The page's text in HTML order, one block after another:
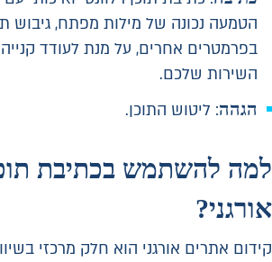
הטמעה נכונה של מילות מפתח, גיבוש
בפרמטרים אחרים, על מנת לעודד
השירות שלכם.
הגהה: ליטוש התוכן.
למה להשתמש בכתיבת
אורגני?
קידום אתרים אורגני הוא חלק מרכזי